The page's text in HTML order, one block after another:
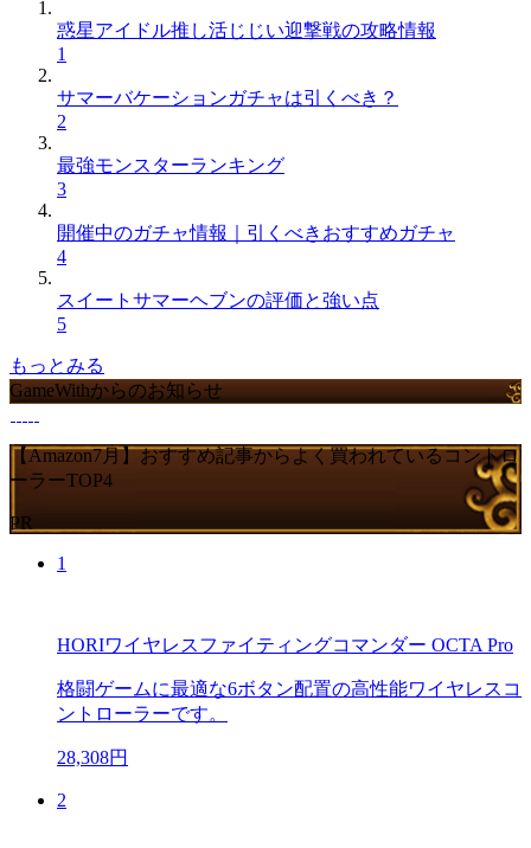
惑星アイドル推し活じじい迎撃戦の攻略情報
1
サマーバケーションガチャは引くべき？
2
最強モンスターランキング
3
開催中のガチャ情報｜引くべきおすすめガチャ
4
スイートサマーヘブンの評価と強い点
5
もっとみる
GameWithからのお知らせ
【Amazon7月】おすすめ記事からよく買われているコントロ
ーラーTOP4
PR
1
HORIワイヤレスファイティングコマンダー OCTA Pro
格闘ゲームに最適な6ボタン配置の高性能ワイヤレスコ
ントローラーです。
28,308円
2